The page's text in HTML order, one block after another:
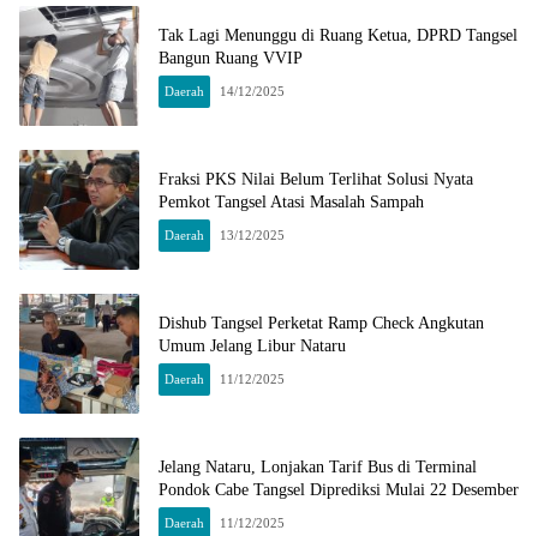
Tak Lagi Menunggu di Ruang Ketua, DPRD Tangsel
Bangun Ruang VVIP
Daerah 14/12/2025
Fraksi PKS Nilai Belum Terlihat Solusi Nyata
Pemkot Tangsel Atasi Masalah Sampah
Daerah 13/12/2025
Dishub Tangsel Perketat Ramp Check Angkutan
Umum Jelang Libur Nataru
Daerah 11/12/2025
Jelang Nataru, Lonjakan Tarif Bus di Terminal
Pondok Cabe Tangsel Diprediksi Mulai 22 Desember
Daerah 11/12/2025